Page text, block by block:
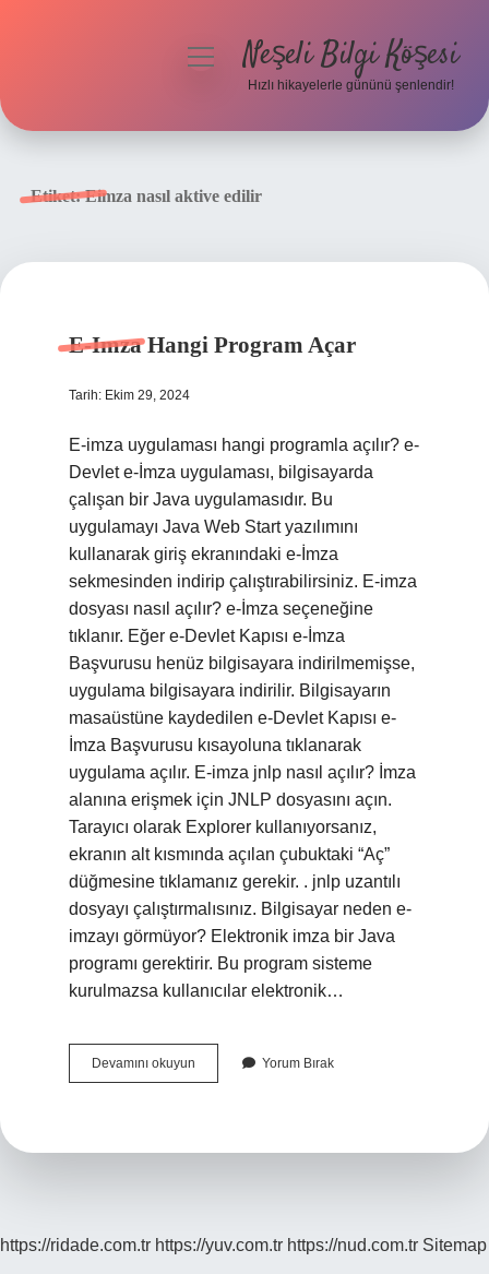
menüyüNeşeli Bilgi Köşesi
Hızlı hikayelerle gününü şenlendir!
Etiket:Eimza nasıl aktive edilir
E-Imza Hangi Program Açar
Tarih: Ekim 29, 2024
E-imza uygulaması hangi programla açılır? e-
Devlet e-İmza uygulaması, bilgisayarda
çalışan bir Java uygulamasıdır. Bu
uygulamayı Java Web Start yazılımını
kullanarak giriş ekranındaki e-İmza
sekmesinden indirip çalıştırabilirsiniz. E-imza
dosyası nasıl açılır? e-İmza seçeneğine
tıklanır. Eğer e-Devlet Kapısı e-İmza
Başvurusu henüz bilgisayara indirilmemişse,
uygulama bilgisayara indirilir. Bilgisayarın
masaüstüne kaydedilen e-Devlet Kapısı e-
İmza Başvurusu kısayoluna tıklanarak
uygulama açılır. E-imza jnlp nasıl açılır? İmza
alanına erişmek için JNLP dosyasını açın.
Tarayıcı olarak Explorer kullanıyorsanız,
ekranın alt kısmında açılan çubuktaki “Aç”
düğmesine tıklamanız gerekir. . jnlp uzantılı
dosyayı çalıştırmalısınız. Bilgisayar neden e-
imzayı görmüyor? Elektronik imza bir Java
programı gerektirir. Bu program sisteme
kurulmazsa kullanıcılar elektronik…
Devamını okuyun
Imza
Yorum Bırak
https://ridade.com.tr https://yuv.com.tr https://nud.com.tr Sitemap